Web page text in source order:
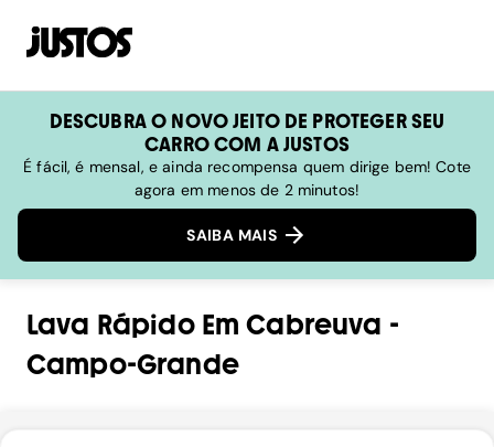
DESCUBRA O NOVO JEITO DE PROTEGER SEU
CARRO COM A JUSTOS
É fácil, é mensal, e ainda recompensa quem dirige bem! Cote
agora em menos de 2 minutos!
SAIBA MAIS
Lava RápidoEmCabreuva -
Campo-Grande